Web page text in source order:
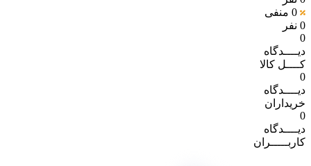
0 منفی
0 نفر
0
دیــــدگاه
کــــل کالا
0
دیــــدگاه
خریداران
0
دیــــدگاه
کاربـــــران